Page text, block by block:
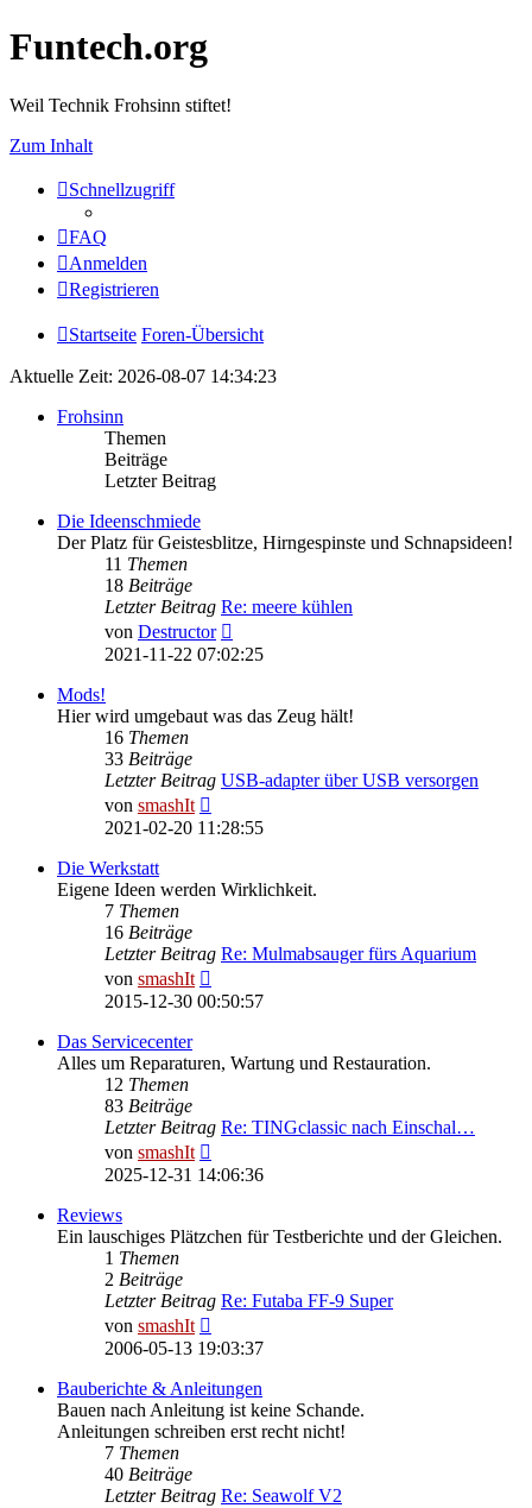
Funtech.org
Weil Technik Frohsinn stiftet!
Zum Inhalt
Schnellzugriff
FAQ
Anmelden
Registrieren
Startseite Foren-Übersicht
Aktuelle Zeit: 2026-08-07 14:34:23
Frohsinn
Themen
Beiträge
Letzter Beitrag
Die Ideenschmiede
Der Platz für Geistesblitze, Hirngespinste und Schnapsideen!
11 Themen
18 Beiträge
Letzter Beitrag Re: meere kühlen
von Destructor
Beitrag
2021-11-22 07:02:25
Mods!
Hier wird umgebaut was das Zeug hält!
16 Themen
33 Beiträge
Letzter Beitrag USB-adapter über USB versorgen
von smashIt
Beitrag
2021-02-20 11:28:55
Die Werkstatt
Eigene Ideen werden Wirklichkeit.
7 Themen
16 Beiträge
Letzter Beitrag Re: Mulmabsauger fürs Aquarium
von smashIt
Beitrag
2015-12-30 00:50:57
Das Servicecenter
Alles um Reparaturen, Wartung und Restauration.
12 Themen
83 Beiträge
Letzter Beitrag Re: TINGclassic nach Einschal…
von smashIt
Beitrag
2025-12-31 14:06:36
Reviews
Ein lauschiges Plätzchen für Testberichte und der Gleichen.
1 Themen
2 Beiträge
Letzter Beitrag Re: Futaba FF-9 Super
von smashIt
Beitrag
2006-05-13 19:03:37
Bauberichte & Anleitungen
Bauen nach Anleitung ist keine Schande.
Anleitungen schreiben erst recht nicht!
7 Themen
40 Beiträge
Letzter Beitrag Re: Seawolf V2